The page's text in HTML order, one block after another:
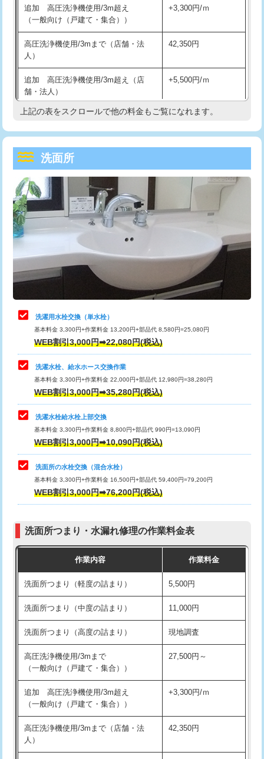
マス交換（深さ50㎝以上） 66,000円
コンクリート斫り（厚さ10㎝まで） 27,500円
コンクリート斫り（厚さ10㎝超え）
モルタル補修（厚さ10㎝まで）
モルタル補修（厚さ10㎝超え） 38,500円
洗面台設置 38,500円
追加人工
廃棄・処分 現場見積
※給水管工事は20mmまでの価格です。
持込商品取付（混合水栓） 16,500円
給水管工事※（ホール加工)
給水管工事※（バンド止め) 3,300円
給水管工事※（支持金具設置) 5,500円
給水管工事※（保温材使用（バンド止
め込み）)
5,500円
給水管工事※（土の掘削・埋め戻し作
業)
11,000円
給水管工事※（塩ビ管（VP・HI）使
用/3ｍまで)
33,000円
給水管工事※（塩ビ管（VP・HI）使
用（追加）/3ｍ超え)
給水管工事※（ライニング鋼管・銅
管・ポリ管・HT管使用/3ｍまで)
44,000円
給水管工事※（ライニング鋼管・銅
管・ポリ管・HT管使用/3ｍ超え)
排水管工事（土の掘削・埋め戻し作
業）
排水管工事（排水管工事/3ｍまで） 55,000円
排水管工事（追加 排水管工事/3ｍ超
え）
マス交換（土の掘削・埋め戻し作業）
マス交換（深さ50㎝未満）
マス交換（深さ50㎝以上）
モルタル補修（厚さ10㎝まで） 27,500円
モルタル補修（厚さ10㎝超え） 38,500円
洗面台設置 38,500円
バスタブ設置 現場見積
追加人工 16,500円
廃棄・処分
※給水管工事は20mmまでの価格です。
追加 高圧洗浄機使用/3m超え
（一般向け（戸建て・集合））
+3,300円/ｍ
高圧洗浄機使用/3mまで（店舗・法
人）
42,350円
追加 高圧洗浄機使用/3m超え（店
舗・法人）
+5,500円/ｍ
高度高圧洗浄換 現地調査
トーラー機使用/3mまで
追加トーラー機使用/3m超え +3,300円
カメラ調査 33,000円
桝清掃
止水・漏水調査・防水処理・清掃・修
理・調整・分解・加工など（軽作業）
11,000円
止水・漏水調査・防水処理・清掃・修
理・調整・分解・加工など（中作業）
22,000円
止水・漏水調査・防水処理・清掃・修
理・調整・分解・加工など（重作業）
33,000円
キッチンタンク脱着
その他部品の脱着
交換・取付（タンク）
交換・取付(単水栓（壁付・デッキ
式）)
交換・取付(混合水栓（壁付・デッキ
式・ワンホール）)
16,500円+材料費
（P/S/ポップアップ））
交換・取付（その他部品） 11,000円+材料費
持込商品取付（単水栓） 13,200円
持込商品取付（混合水栓） 16,500円
持込商品取付（浄水器・分岐水栓） 16,500円
給水管工事※（ホール加工) 16,500円
給水管工事※（バンド止め)
給水管工事※（支持金具設置) 5,500円
給水管工事※（保温材使用（バンド止
め込み）)
5,500円
給水管工事※（土の掘削・埋め戻し作
11,000円
上記の表をスクロールで他の料金もご覧になれます。
洗面所
洗濯用水栓交換（単水栓）
基本料金 3,300円+作業料金 13,200円+部品代 8,580円=25,080円
WEB割引3,000円➡22,080円(税込)
洗濯水栓、給水ホース交換作業
基本料金 3,300円+作業料金 22,000円+部品代 12,980円=38,280円
WEB割引3,000円➡35,280円(税込)
洗濯水栓給水栓上部交換
基本料金 3,300円+作業料金 8,800円+部品代 990円=13,090円
WEB割引3,000円➡10,090円(税込)
洗面所の水栓交換（混合水栓）
基本料金 3,300円+作業料金 16,500円+部品代 59,400円=79,200円
WEB割引3,000円➡76,200円(税込)
洗面所つまり・水漏れ修理の作業料金表
作業内容 作業料金
洗面所つまり（軽度の詰まり） 5,500円
洗面所つまり（中度の詰まり） 11,000円
洗面所つまり（高度の詰まり） 現地調査
高圧洗浄機使用/3mまで
（一般向け（戸建て・集合））
27,500円～
追加 高圧洗浄機使用/3m超え
（一般向け（戸建て・集合））
+3,300円/ｍ
高圧洗浄機使用/3mまで（店舗・法
人）
42,350円